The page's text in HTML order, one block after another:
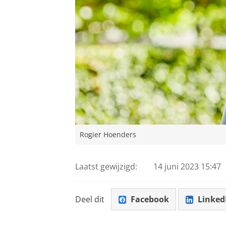
Rogier Hoenders
Laatst gewijzigd: 14 juni 2023 15:47
Deel dit Facebook